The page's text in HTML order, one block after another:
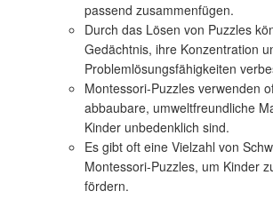
passend zusammenfügen.
Durch das Lösen von Puzzles
Gedächtnis, ihre Konzentration
Problemlösungsfähigkeiten
Montessori-Puzzles verwenden
abbaubare, umweltfreundliche
Kinder unbedenklich sind.
Es gibt oft eine Vielzahl von
Montessori-Puzzles, um Kinder
fördern.